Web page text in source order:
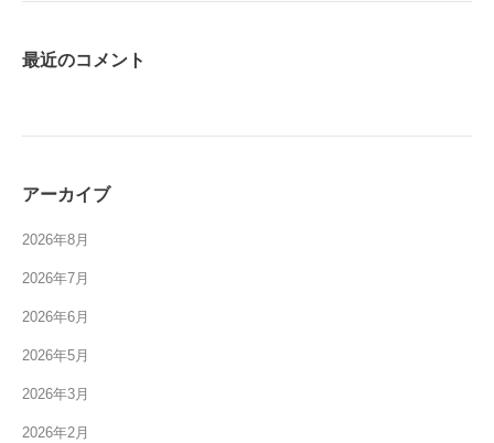
最近のコメント
アーカイブ
2026年8月
2026年7月
2026年6月
2026年5月
2026年3月
2026年2月